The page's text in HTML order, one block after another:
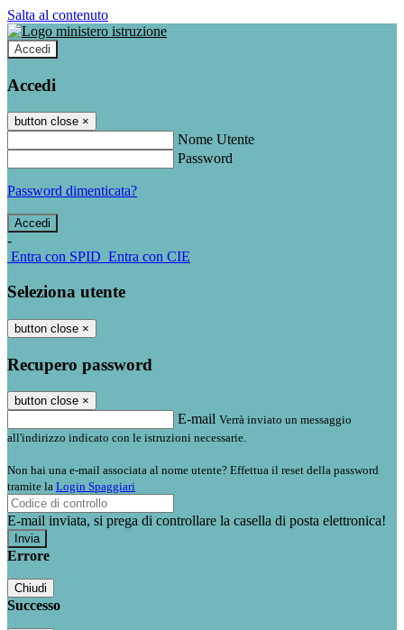
Salta al contenuto
Accedi
Accedi
button close ×
Nome Utente
Password
Password dimenticata?
-
Entra con SPID Entra con CIE
Seleziona utente
button close ×
Recupero password
button close ×
E-mail Verrà inviato un messaggio
all'indirizzo indicato con le istruzioni necessarie.
Non hai una e-mail associata al nome utente? Effettua il reset della password
tramite la Login Spaggiari
E-mail inviata, si prega di controllare la casella di posta elettronica!
Errore
Chiudi
Successo